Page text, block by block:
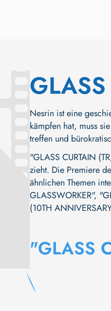
Nesrin ist eine
kämpfen hat, muss
treffen und
"GLASS CURTAIN
zieht. Die Premiere
ähnlichen Themen
GLASSWORKER",
(10TH
"GLASS